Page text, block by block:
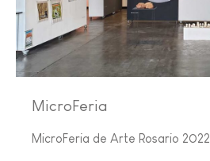
MicroFeria
MicroFeria de Arte Rosario 2022